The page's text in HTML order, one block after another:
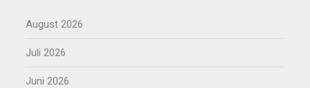
August 2026
Juli 2026
Juni 2026